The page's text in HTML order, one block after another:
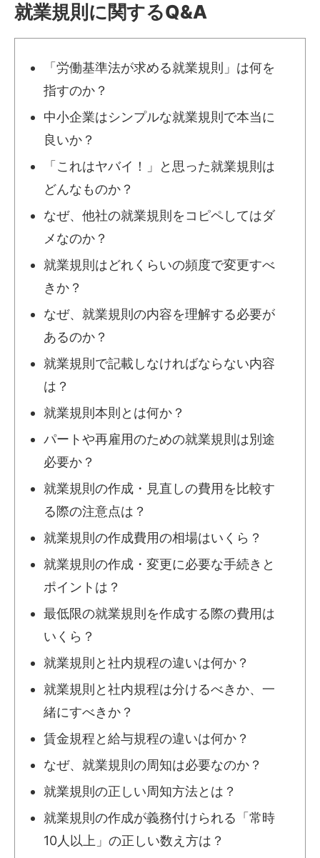
就業規則に関するQ&A
「労働基準法が求める就業規則」は何を
指すのか？
中小企業はシンプルな就業規則で本当に
良いか？
「これはヤバイ！」と思った就業規則は
どんなものか？
なぜ、他社の就業規則をコピペしてはダ
メなのか？
就業規則はどれくらいの頻度で変更すべ
きか？
なぜ、就業規則の内容を理解する必要が
あるのか？
就業規則で記載しなければならない内容
は？
就業規則本則とは何か？
パートや再雇用のための就業規則は別途
必要か？
就業規則の作成・見直しの費用を比較す
る際の注意点は？
就業規則の作成費用の相場はいくら？
就業規則の作成・変更に必要な手続きと
ポイントは？
最低限の就業規則を作成する際の費用は
いくら？
就業規則と社内規程の違いは何か？
就業規則と社内規程は分けるべきか、一
緒にすべきか？
賃金規程と給与規程の違いは何か？
なぜ、就業規則の周知は必要なのか？
就業規則の正しい周知方法とは？
就業規則の作成が義務付けられる「常時
10人以上」の正しい数え方は？